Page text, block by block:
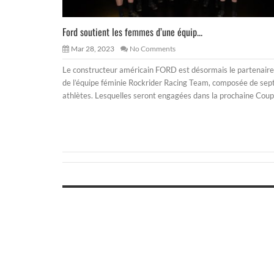
Ford soutient les femmes d’une équip...
Mar 28, 2023 No Comments
Le constructeur américain FORD est désormais le partenaire
de l’équipe féminie Rockrider Racing Team, composée de
athlètes. Lesquelles seront engagées dans la prochaine